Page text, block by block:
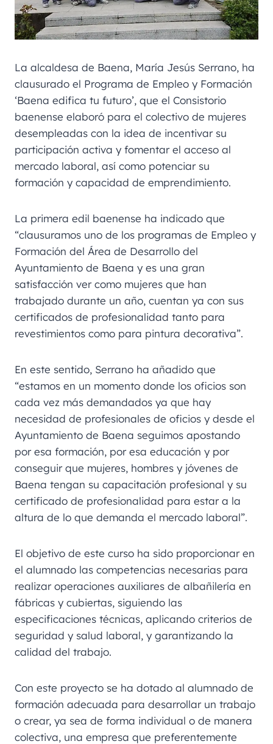
La alcaldesa de Baena, María Jesús Serrano, ha
clausurado el Programa de Empleo y Formación
‘Baena edifica tu futuro’, que el Consistorio
baenense elaboró para el colectivo de mujeres
desempleadas con la idea de incentivar su
participación activa y fomentar el acceso al
mercado laboral, así como potenciar su
formación y capacidad de emprendimiento.
La primera edil baenense ha indicado que
“clausuramos uno de los programas de Empleo y
Formación del Área de Desarrollo del
Ayuntamiento de Baena y es una gran
satisfacción ver como mujeres que han
trabajado durante un año, cuentan ya con sus
certificados de profesionalidad tanto para
revestimientos como para pintura decorativa”.
En este sentido, Serrano ha añadido que
“estamos en un momento donde los oficios son
cada vez más demandados ya que hay
necesidad de profesionales de oficios y desde el
Ayuntamiento de Baena seguimos apostando
por esa formación, por esa educación y por
conseguir que mujeres, hombres y jóvenes de
Baena tengan su capacitación profesional y su
certificado de profesionalidad para estar a la
altura de lo que demanda el mercado laboral”.
El objetivo de este curso ha sido proporcionar en
el alumnado las competencias necesarias para
realizar operaciones auxiliares de albañilería en
fábricas y cubiertas, siguiendo las
especificaciones técnicas, aplicando criterios de
seguridad y salud laboral, y garantizando la
calidad del trabajo.
Con este proyecto se ha dotado al alumnado de
formación adecuada para desarrollar un trabajo
o crear, ya sea de forma individual o de manera
colectiva, una empresa que preferentemente